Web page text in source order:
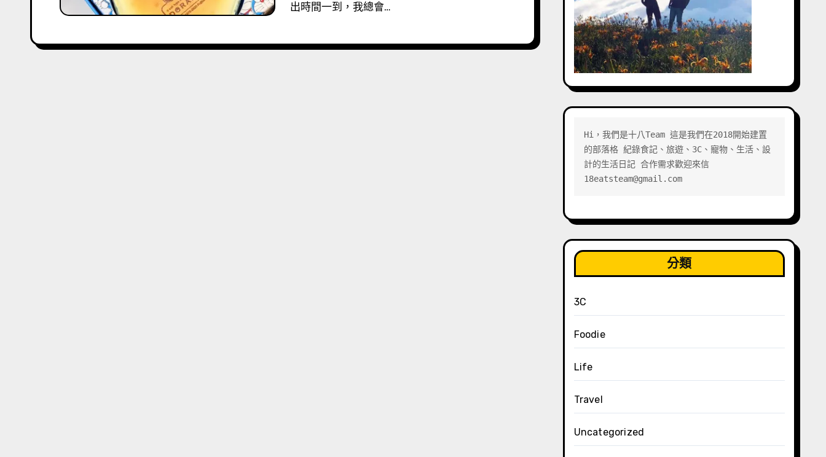
出時間一到，我總會…
Hi，我們是十八Team 這是我們在2018開始建置
的部落格 紀錄食記、旅遊、3C、寵物、生活、設
計的生活日記 合作需求歡迎來信
18eatsteam@gmail.com
分類
3C
Foodie
Life
Travel
Uncategorized